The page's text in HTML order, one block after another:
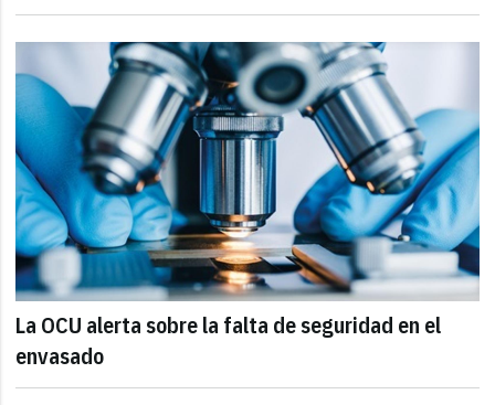
La OCU alerta sobre la falta de seguridad en el
envasado